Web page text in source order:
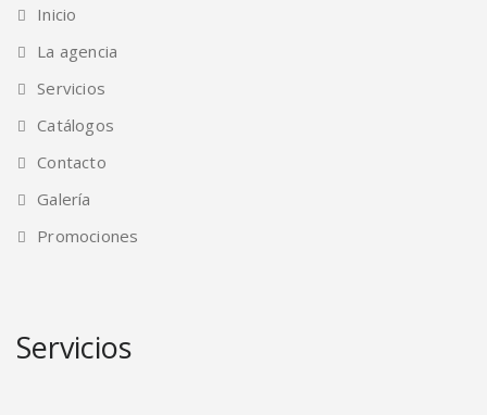
Inicio
La agencia
Servicios
Catálogos
Contacto
Galería
Promociones
Servicios